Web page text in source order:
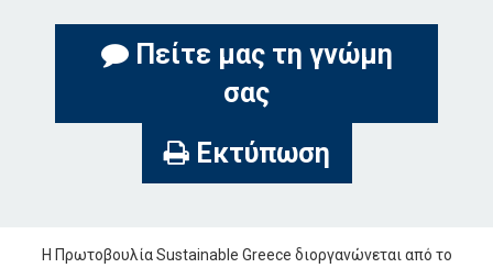
Πείτε μας τη γνώμη
σας
Εκτύπωση
Η Πρωτοβουλία Sustainable Greece διοργανώνεται από το